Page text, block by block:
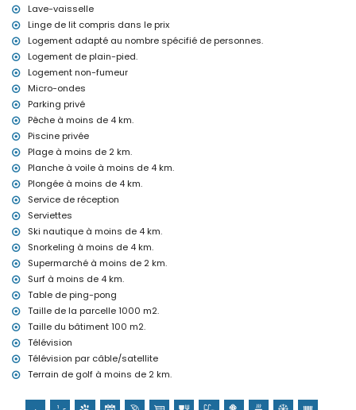
Équipements et services avec supplément
Lit supplémentaire et lits/couffins pour enfants (sur demande)
Activités de divertissement et de loisirs pour vos vacances à
Benissa, Costa Blanca
Bar (à moins de 1000 mètres de la maison)
Discothèque et promenade (Paseo Senillar) (à moins de 5
kilomètres de la maison)
Sites et culture à Benissa, Costa Blanca
Musée (Moraira), église (Iglesia Nuestra Señora de los
Desamparados), château (Moraira), ruine (Moraira), monument
(Moraira), bâtiment architectural (Moraira) et lieu historique
(Moraira) (à moins de 5 kilomètres de l'hébergement)
Sports
Golf (Club de Golf Ifach), escalade, canoë, kayak, pêche, plongée,
snorkeling, surf, planche à voile et ski nautique (à moins de 5
kilomètres de la maison)
Tennis et équitation (à moins de 10 kilomètres de la maison)
Lave-vaisselle
Linge de lit compris dans le prix
Logement adapté au nombre spécifié de personnes.
Logement de plain-pied.
Logement non-fumeur
Micro-ondes
Parking privé
Pêche à moins de 4 km.
Piscine privée
Plage à moins de 2 km.
Planche à voile à moins de 4 km.
Plongée à moins de 4 km.
Service de réception
Serviettes
Ski nautique à moins de 4 km.
Snorkeling à moins de 4 km.
Supermarché à moins de 2 km.
Surf à moins de 4 km.
Table de ping-pong
Taille de la parcelle 1000 m2.
Taille du bâtiment 100 m2.
Télévision
Télévision par câble/satellite
Terrain de golf à moins de 2 km.